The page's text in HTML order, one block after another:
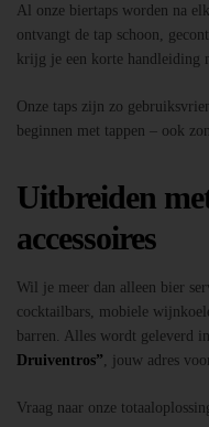
Al onze biertaps worden na
ontvangt de tap schoon,
krijg je een korte handleiding
Onze taps zijn zo
beginnen met tappen – ook
Uitbreiden
accessoires
Wil je meer dan alleen bier
cocktailbars, mobiele
barren. Alles wordt geleverd
Druiventros” , jouw adres
Vraag naar onze